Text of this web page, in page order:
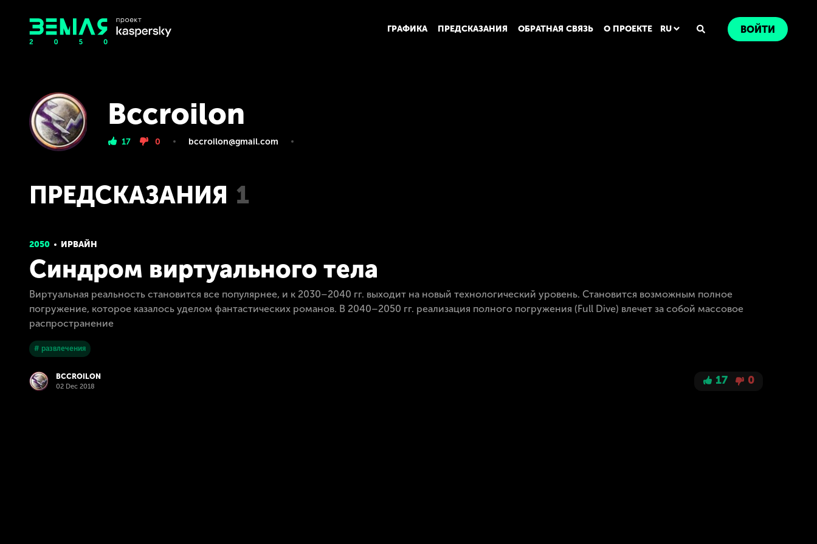
ГРАФИКА ПРЕДСКАЗАНИЯ ОБРАТНАЯ СВЯЗЬ О ПРОЕКТЕ RU ВОЙТИ
Bccroilon
17 0 bccroilon@gmail.com
ПРЕДСКАЗАНИЯ 1
2050 ИРВАЙН
Синдром виртуального тела
Виртуальная реальность становится все популярнее, и к 2030–2040 гг. выходит на новый технологический уровень. Становится возможным полное
погружение, которое казалось уделом фантастических романов. В 2040–2050 гг. реализация полного погружения (Full Dive) влечет за собой массовое
распространение
# развлечения
BCCROILON
02 Dec 2018 17 0